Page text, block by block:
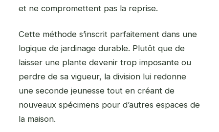
et ne compromettent pas la reprise.
Cette méthode s’inscrit parfaitement dans une
logique de jardinage durable. Plutôt que de
laisser une plante devenir trop imposante ou
perdre de sa vigueur, la division lui redonne
une seconde jeunesse tout en créant de
nouveaux spécimens pour d’autres espaces de
la maison.